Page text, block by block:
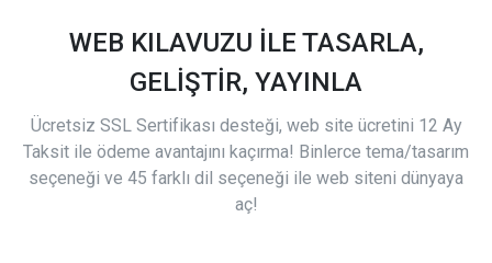
WEB KILAVUZU İLE TASARLA,
GELİŞTİR, YAYINLA
Ücretsiz SSL Sertifikası desteği, web site ücretini 12 Ay
Taksit ile ödeme avantajını kaçırma! Binlerce tema/tasarım
seçeneği ve 45 farklı dil seçeneği ile web siteni dünyaya
aç!